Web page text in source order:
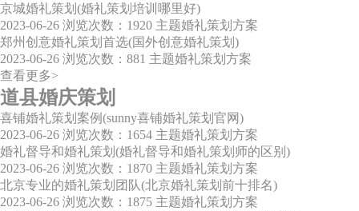
京城婚礼策划(婚礼策划培训哪里好)
2023-06-26 浏览次数：1920 主题婚礼策划方案
郑州创意婚礼策划首选(国外创意婚礼策划)
2023-06-26 浏览次数：881 主题婚礼策划方案
查看更多>
道县婚庆策划
喜铺婚礼策划案例(sunny喜铺婚礼策划官网)
2023-06-26 浏览次数：1654 主题婚礼策划方案
婚礼督导和婚礼策划(婚礼督导和婚礼策划师的区别)
2023-06-26 浏览次数：1870 主题婚礼策划方案
北京专业的婚礼策划团队(北京婚礼策划前十排名)
2023-06-26 浏览次数：1875 主题婚礼策划方案